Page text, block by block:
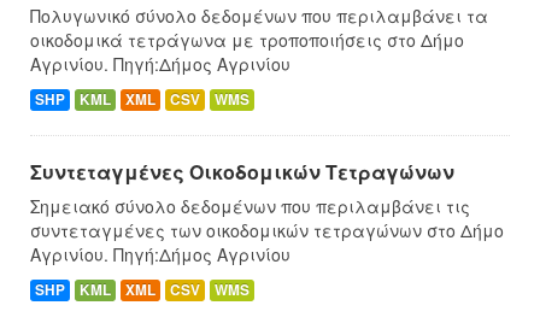
Πολυγωνικό σύνολο δεδομένων που περιλαμβάνει τα
οικοδομικά τετράγωνα με τροποποιήσεις στο Δήμο
Αγρινίου. Πηγή:Δήμος Αγρινίου
SHP KML XML CSV WMS
Συντεταγμένες Oικοδομικών Tετραγώνων
Σημειακό σύνολο δεδομένων που περιλαμβάνει τις
συντεταγμένες των οικοδομικών τετραγώνων στο Δήμο
Αγρινίου. Πηγή:Δήμος Αγρινίου
SHP KML XML CSV WMS